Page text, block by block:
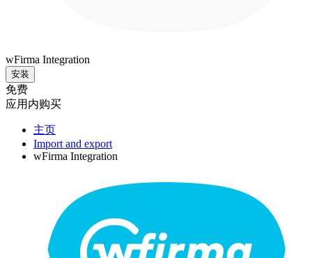
wFirma Integration
安装
免费
应用内购买
主页
Import and export
wFirma Integration